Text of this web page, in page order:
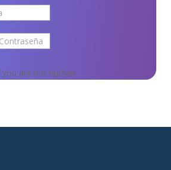
you are not human